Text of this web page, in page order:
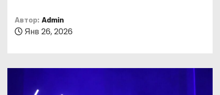
Автор: Admin
Янв 26, 2026